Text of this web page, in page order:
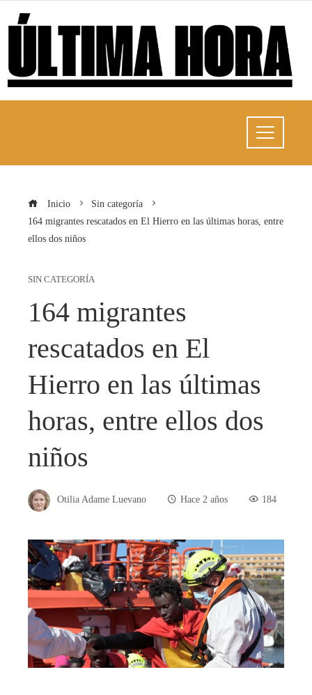
Inicio
Sin categoría
164 migrantes rescatados en El Hierro en las últimas horas, entre
ellos dos niños
SIN CATEGORÍA
164 migrantes
rescatados en El
Hierro en las últimas
horas, entre ellos dos
niños
Otilia Adame Luevano Hace 2 años 184